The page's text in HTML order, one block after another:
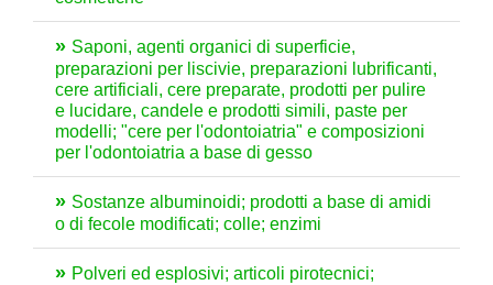
Saponi, agenti organici di superficie,
preparazioni per liscivie, preparazioni lubrificanti,
cere artificiali, cere preparate, prodotti per pulire
e lucidare, candele e prodotti simili, paste per
modelli; "cere per l'odontoiatria" e composizioni
per l'odontoiatria a base di gesso
Sostanze albuminoidi; prodotti a base di amidi
o di fecole modificati; colle; enzimi
Polveri ed esplosivi; articoli pirotecnici;